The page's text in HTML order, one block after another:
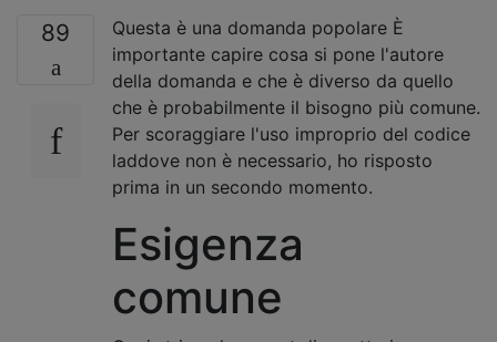
89
Questa è una domanda popolare È
importante capire cosa si pone l'autore
della domanda e che è diverso da quello
che è probabilmente il bisogno più comune.
Per scoraggiare l'uso improprio del codice
laddove non è necessario, ho risposto
prima in un secondo momento.
Esigenza
comune